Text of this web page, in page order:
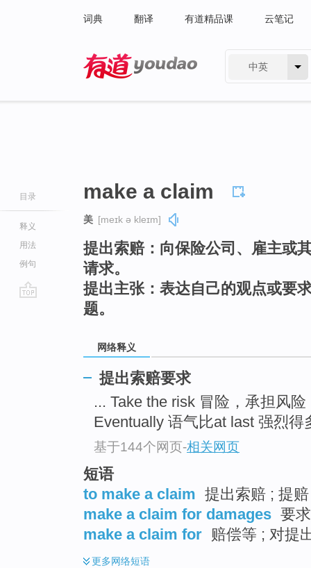
词典 翻译 有道精品课 云笔记
中英
目录
释义
用法
例句
make a claim
美 [meɪk ə kleɪm]
提出索赔：向保险公司、雇主或
请求。
提出主张：表达自己的观点或要
题。
网络释义
提出索赔要求
... Take the risk 冒险，承担风险
Eventually 语气比at last 强烈得
基于144个网页-相关网页
短语
to make a claim 提出索赔 ; 提赔
make a claim for damages 要
make a claim for 赔偿等 ; 对提
更多网络短语